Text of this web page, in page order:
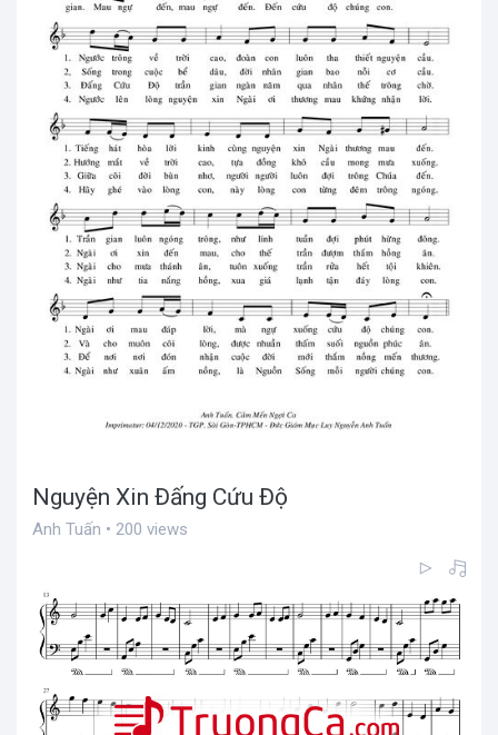
Nguyện Xin Đấng Cứu Độ
Anh Tuấn • 200 views